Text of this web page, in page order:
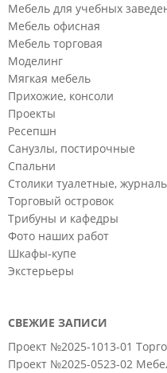
Мебель для учебных
Мебель офисная
Мебель торговая
Моделинг
Мягкая мебель
Прихожие, консоли
Проекты
Ресепшн
Санузлы, постирочные
Спальни
Столики туалетные,
Торговый островок
Трибуны и кафедры
Фото наших работ
Шкафы-купе
Экстерьеры
СВЕЖИЕ ЗАПИСИ
Проект №2025-1013-01
Проект №2025-0523-02